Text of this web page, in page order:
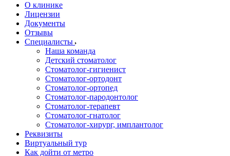
О клинике
Лицензии
Документы
Отзывы
Специалисты
Наша команда
Детский стоматолог
Стоматолог-гигиенист
Стоматолог-ортодонт
Стоматолог-ортопед
Стоматолог-пародонтолог
Стоматолог-терапевт
Стоматолог-гнатолог
Стоматолог-хирург, имплантолог
Реквизиты
Виртуальный тур
Как дойти от метро